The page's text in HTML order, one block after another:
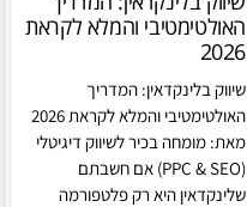
האולטימטיבי והמלא לקראת
2026
שיווק בלינקדאין: המדריך
מאת: מומחה בכיר לשיווק דיגיטלי
(PPC & SEO) אם חשבתם
שלינקדאין היא רק פלטפורמה